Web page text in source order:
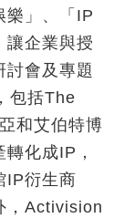
樂」、「IP
讓企業與授
討會及專題
包括The
和艾伯特博
化成IP，
IP衍生商
，Activision